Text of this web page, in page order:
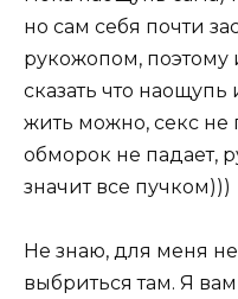
но сам себя почти
рукожопом, поэтому
сказать что наощупь
жить можно, секс не
обморок не падает,
значит все пучком)))
Не знаю, для меня
выбриться там. Я